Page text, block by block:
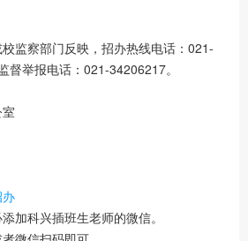
监察部门反映，招办热线电话：021-
督举报电话：021-34206217。
办
加科兴插班生老师的微信。